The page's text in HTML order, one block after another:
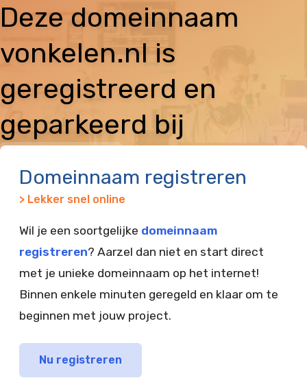
Deze domeinnaam
vonkelen.nl is
geregistreerd en
geparkeerd bij
Domeinnaam registreren
> Lekker snel online
Wil je een soortgelijke domeinnaam
registreren? Aarzel dan niet en start direct
met je unieke domeinnaam op het internet!
Binnen enkele minuten geregeld en klaar om te
beginnen met jouw project.
Nu registreren